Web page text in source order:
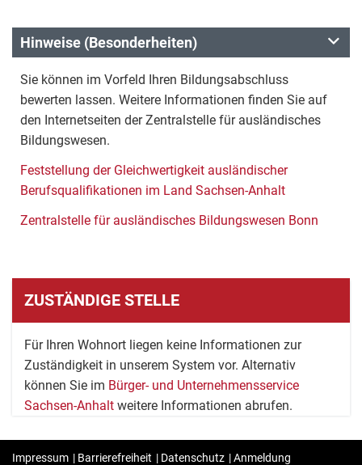
Hinweise (Besonderheiten)
Sie können im Vorfeld Ihren Bildungsabschluss
bewerten lassen. Weitere Informationen finden Sie auf
den Internetseiten der Zentralstelle für ausländisches
Bildungswesen.
Feststellung der Gleichwertigkeit ausländischer
Berufsqualifikationen im Land Sachsen-Anhalt
Zentralstelle für ausländisches Bildungswesen Bonn
ZUSTÄNDIGE STELLE
Für Ihren Wohnort liegen keine Informationen zur
Zuständigkeit in unserem System vor. Alternativ
können Sie im Bürger- und Unternehmensservice
Sachsen-Anhalt weitere Informationen abrufen.
Impressum | Barrierefreiheit | Datenschutz |Anmeldung